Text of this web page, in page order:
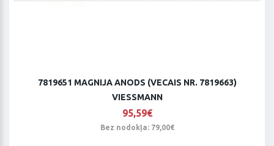
7819651 MAGNIJA ANODS (VECAIS NR. 7819663)
VIESSMANN
95,59€
Bez nodokļa: 79,00€